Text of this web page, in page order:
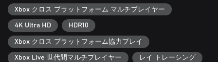
Xbox クロス プラットフォーム マルチプレイヤー
4K Ultra HD HDR10
Xbox クロス プラットフォーム協力プレイ
Xbox Live 世代間マルチプレイヤー レイ トレーシング